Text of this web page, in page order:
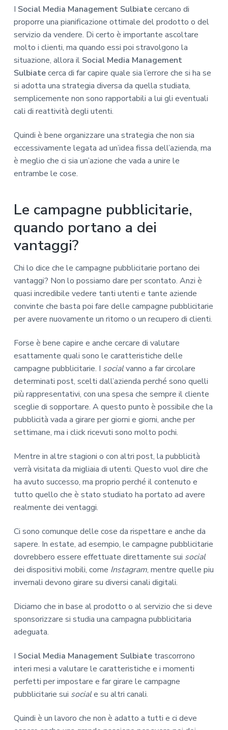
I Social Media Management Sulbiatecercano di
proporre una pianificazione ottimale del prodotto o del
servizio da vendere. Di certo è importante ascoltare
molto i clienti, ma quando essi poi stravolgono la
situazione, allora il Social Media Management
Sulbiatecerca di far capire quale sia l’errore che si ha se
si adotta una strategia diversa da quella studiata,
semplicemente non sono rapportabili a lui gli eventuali
cali di reattività degli utenti.
Quindi è bene organizzare una strategia che non sia
eccessivamente legata ad un’idea fissa dell’azienda, ma
è meglio che ci sia un’azione che vada a unire le
entrambe le cose.
Le campagne pubblicitarie,
quando portano a dei
vantaggi?
Chi lo dice che le campagne pubblicitarie portano dei
vantaggi? Non lo possiamo dare per scontato. Anzi è
quasi incredibile vedere tanti utenti e tante aziende
convinte che basta poi fare delle campagne pubblicitarie
per avere nuovamente un ritorno o un recupero di clienti.
Forse è bene capire e anche cercare di valutare
esattamente quali sono le caratteristiche delle
campagne pubblicitarie. I socialvanno a far circolare
determinati post, scelti dall’azienda perché sono quelli
più rappresentativi, con una spesa che sempre il cliente
sceglie di sopportare. A questo punto è possibile che la
pubblicità vada a girare per giorni e giorni, anche per
settimane, ma i click ricevuti sono molto pochi.
Mentre in altre stagioni o con altri post, la pubblicità
verrà visitata da migliaia di utenti. Questo vuol dire che
ha avuto successo, ma proprio perché il contenuto e
tutto quello che è stato studiato ha portato ad avere
realmente dei ventaggi.
Ci sono comunque delle cose da rispettare e anche da
sapere. In estate, ad esempio, le campagne pubblicitarie
dovrebbero essere effettuate direttamente sui social
dei dispositivi mobili, come Instagram, mentre quelle piu
invernali devono girare su diversi canali digitali.
Diciamo che in base al prodotto o al servizio che si deve
sponsorizzare si studia una campagna pubblicitaria
adeguata.
I Social Media Management Sulbiatetrascorrono
interi mesi a valutare le caratteristiche e i momenti
perfetti per impostare e far girare le campagne
pubblicitarie sui sociale su altri canali.
Quindi è un lavoro che non è adatto a tutti e ci deve